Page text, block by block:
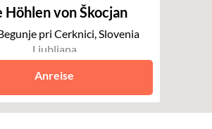
Höhlen von Škocjan
pri Cerknici, Slovenia
Ljubljana
Anreise